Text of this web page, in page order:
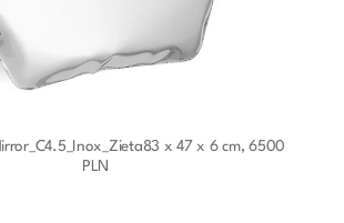
x 47 x 6 cm, 6500
PLN